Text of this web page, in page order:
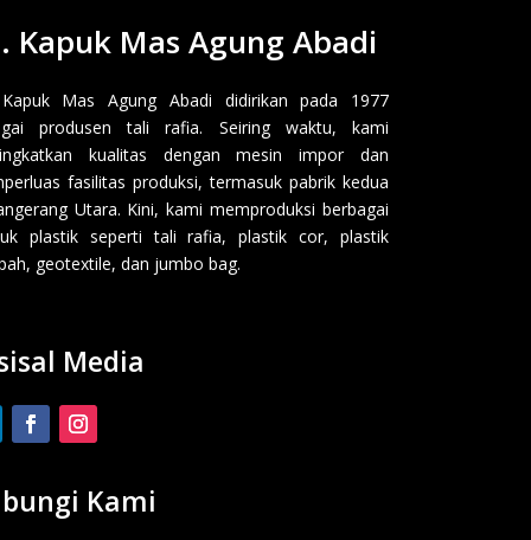
Kapuk Mas Agung Abadi
Mas Agung Abadi didirikan pada 1977
produsen tali rafia. Seiring waktu, kami
kualitas dengan mesin impor dan
fasilitas produksi, termasuk pabrik kedua
Utara. Kini, kami memproduksi berbagai
plastik seperti tali rafia, plastik cor, plastik
geotextile, dan jumbo bag.
Media
Kami